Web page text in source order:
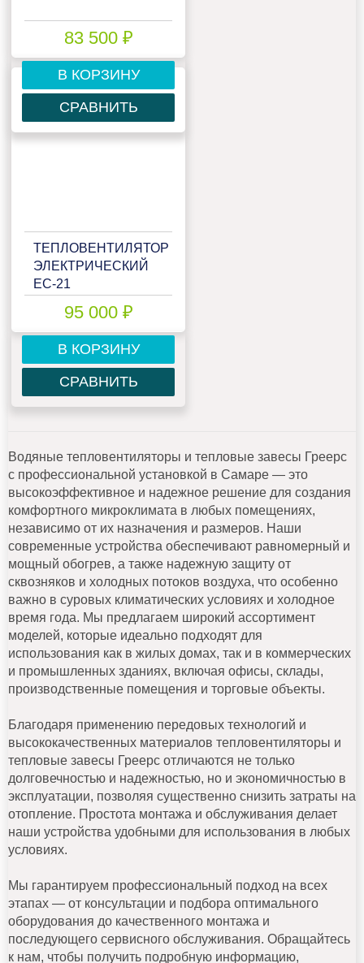
83 500 ₽
В КОРЗИНУ
СРАВНИТЬ
ТЕПЛОВЕНТИЛЯТОР
ЭЛЕКТРИЧЕСКИЙ
ЕС-21
95 000 ₽
В КОРЗИНУ
СРАВНИТЬ
Водяные тепловентиляторы и тепловые завесы Греерс
с профессиональной установкой в Самаре — это
высокоэффективное и надежное решение для создания
комфортного микроклимата в любых помещениях,
независимо от их назначения и размеров. Наши
современные устройства обеспечивают равномерный и
мощный обогрев, а также надежную защиту от
сквозняков и холодных потоков воздуха, что особенно
важно в суровых климатических условиях и холодное
время года. Мы предлагаем широкий ассортимент
моделей, которые идеально подходят для
использования как в жилых домах, так и в коммерческих
и промышленных зданиях, включая офисы, склады,
производственные помещения и торговые объекты.
Благодаря применению передовых технологий и
высококачественных материалов тепловентиляторы и
тепловые завесы Греерс отличаются не только
долговечностью и надежностью, но и экономичностью в
эксплуатации, позволяя существенно снизить затраты на
отопление. Простота монтажа и обслуживания делает
наши устройства удобными для использования в любых
условиях.
Мы гарантируем профессиональный подход на всех
этапах — от консультации и подбора оптимального
оборудования до качественного монтажа и
последующего сервисного обслуживания. Обращайтесь
к нам, чтобы получить подробную информацию,